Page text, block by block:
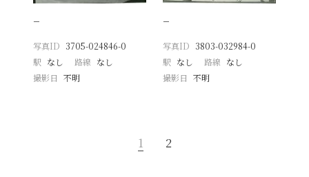
−
写真ID 3705-024846-0
駅 なし 路線 なし
撮影日
不明
−
写真ID 3803-032984-0
駅 なし 路線 なし
撮影日 不明
1 2